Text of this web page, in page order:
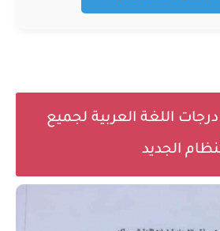
اللغة العربية لجميع
الجديد